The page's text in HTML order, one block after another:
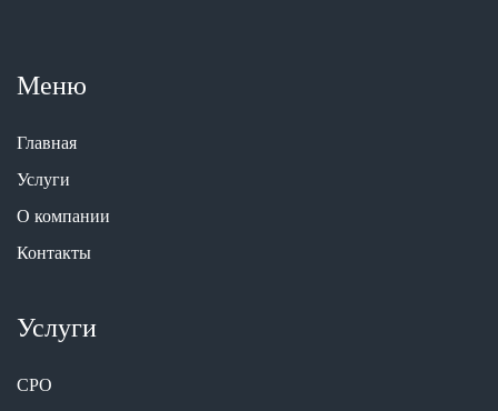
Меню
Главная
Услуги
О компании
Контакты
Услуги
СРО